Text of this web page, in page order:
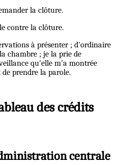
la clôture.
contre la clôture.
à présenter ; d'ordinaire
chambre ; je la prie de
qu'elle m'a montrée
prendre la parole.
des crédits
centrale